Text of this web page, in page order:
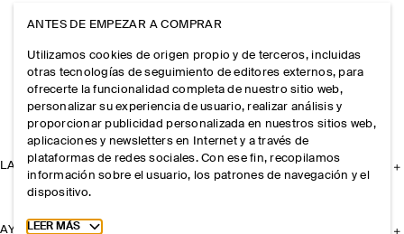
LA EMPRESA
AYUDA
ANTES DE EMPEZAR A COMPRAR
Utilizamos cookies de origen propio y de terceros, incluidas
otras tecnologías de seguimiento de editores externos, para
ofrecerte la funcionalidad completa de nuestro sitio web,
personalizar su experiencia de usuario, realizar análisis y
proporcionar publicidad personalizada en nuestros sitios web,
aplicaciones y newsletters en Internet y a través de
plataformas de redes sociales. Con ese fin, recopilamos
información sobre el usuario, los patrones de navegación y el
dispositivo.
Toggle more cookie information
LEER MÁS